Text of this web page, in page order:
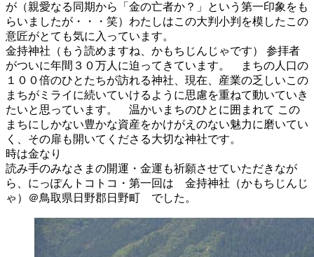
が（親愛なる同期から「金の亡者か？」という第一印象をも
らいましたが・・・笑）わたしはこの大判小判を模したこの
意匠がとても気に入っています。
金持神社（もう読めますね、かもちじんじゃです） 参拝者
がついに年間３０万人に迫ってきています。 まちの人口の
１００倍のひとたちが訪れる神社、現在、産業の乏しいこの
まちがミライに続いていけるように思慮を重ねて動いていき
たいと思っています。 温かいまちのひとに囲まれて この
まちにしかない豊かな資産をかけがえのない魅力に磨いてい
く、その扉も開いてくださる大切な神社です。
時は金なり
読み手のみなさまの開運・金運も祈願させていただきなが
ら、にっぽんトコトコ・第一回は 金持神社（かもちじんじ
ゃ）＠鳥取県日野郡日野町 でした。